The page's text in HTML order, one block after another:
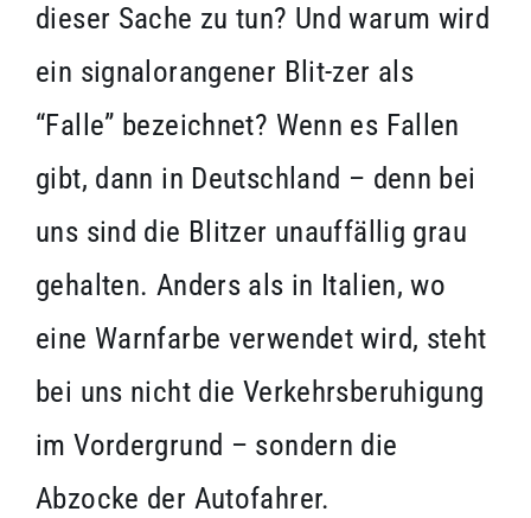
dieser Sache zu tun? Und warum wird
ein signalorangener Blit-zer als
“Falle” bezeichnet? Wenn es Fallen
gibt, dann in Deutschland – denn bei
uns sind die Blitzer unauffällig grau
gehalten. Anders als in Italien, wo
eine Warnfarbe verwendet wird, steht
bei uns nicht die Verkehrsberuhigung
im Vordergrund – sondern die
Abzocke der Autofahrer.